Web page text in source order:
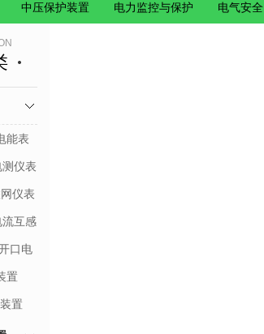
中压保护装置 电力监控与保护 电气安全
能表
仪表
仪表
互感
口电
置
置